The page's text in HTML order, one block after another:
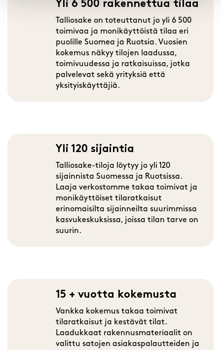
Yli 6 500 rakennettua tilaa
Talliosake on toteuttanut jo yli 6 500
toimivaa ja monikäyttöistä tilaa eri
puolille Suomea ja Ruotsia. Vuosien
kokemus näkyy tilojen laadussa,
toimivuudessa ja ratkaisuissa, jotka
palvelevat sekä yrityksiä että
yksityiskäyttäjiä.
Yli 120 sijaintia
Talliosake-tiloja löytyy jo yli 120
sijainnista Suomessa ja Ruotsissa.
Laaja verkostomme takaa toimivat ja
monikäyttöiset tilaratkaisut
erinomaisilta sijainneilta suurimmissa
kasvukeskuksissa, joissa tilan tarve on
suurin.
15 + vuotta kokemusta
Vankka kokemus takaa toimivat
tilaratkaisut ja kestävät tilat.
Laadukkaat rakennusmateriaalit on
valittu satojen asiakaspalautteiden ja